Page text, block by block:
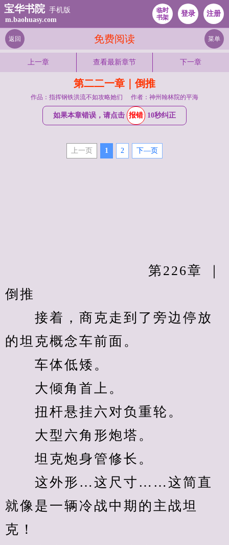
宝华书院 手机版
m.baohuasy.com
临时
书架
登录 注册
免费阅读
返回 菜单
上一章 查看最新章节 下一章
第二二一章｜倒推
作品：指挥钢铁洪流不如攻略她们 作者：神州翰林院的平海
如果本章错误，请点击 报错 10秒纠正
上一页 1 2 下—页
倒推
接着，商克走到了旁边停放
的坦克概念车前面。
车体低矮。
大倾角首上。
扭杆悬挂六对负重轮。
大型六角形炮塔。
坦克炮身管修长。
这外形…这尺寸……这简直
就像是一辆冷战中期的主战坦
克！